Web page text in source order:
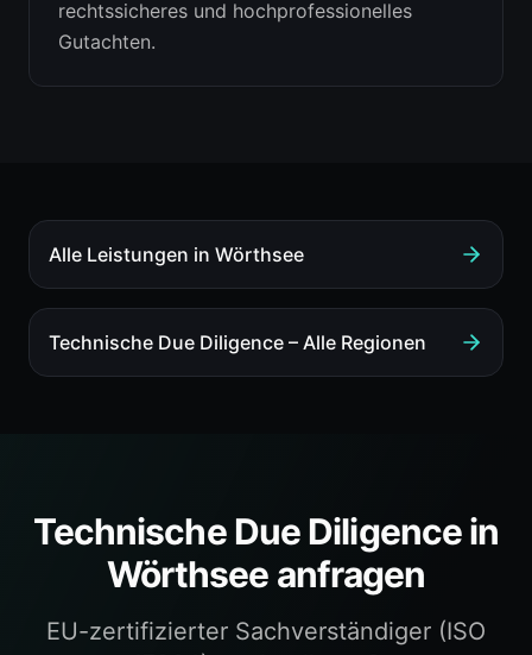
rechtssicheres und hochprofessionelles
Gutachten.
Alle Leistungen in Wörthsee
Technische Due Diligence – Alle Regionen
Technische Due Diligencein
Wörthsee anfragen
EU-zertifizierter Sachverständiger (ISO